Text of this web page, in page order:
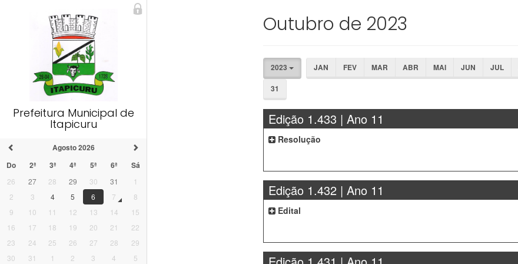
Prefeitura Municipal de
Itapicuru
Agosto 2026
Do
2ª 3ª 4ª 5ª 6ª Sá
26 27 28 29 30 31
1
2
3 4 5 6 7
8
9
10 11 12 13 14
15
16
17 18 19 20 21
22
23
24 25 26 27 28
29
30
31 1 2 3 4 5
Outubro de 2023
2023 JAN FEV MAR ABR MAI JUN JUL
31
Edição 1.433 | Ano 11
Resolução
Edição 1.432 | Ano 11
Edital